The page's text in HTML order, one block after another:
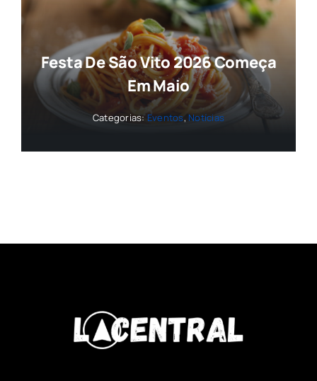
Festa De São Vito 2026 Começa
Em Maio
Categorias: Eventos,Notícias